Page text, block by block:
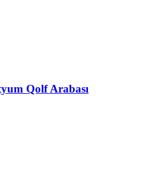
Qolf Arabası